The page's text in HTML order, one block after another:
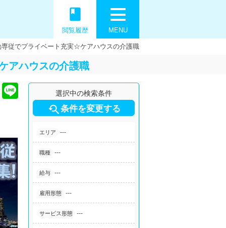
MENU
book
閲覧履歴
従でプライベート充実☆ケアハウスの介護職
アハウスの介護職
選択中の検索条件
条件を変更する
エリア ---
職種 ---
給与 ---
雇用形態 ---
サービス形態 ---